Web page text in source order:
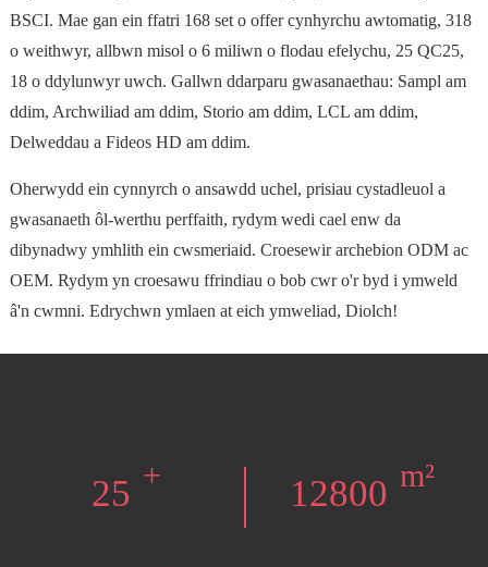
BSCI. Mae gan ein ffatri 168 set o offer cynhyrchu awtomatig, 318
o weithwyr, allbwn misol o 6 miliwn o flodau efelychu, 25 QC25,
18 o ddylunwyr uwch. Gallwn ddarparu gwasanaethau: Sampl am
ddim, Archwiliad am ddim, Storio am ddim, LCL am ddim,
Delweddau a Fideos HD am ddim.
Oherwydd ein cynnyrch o ansawdd uchel, prisiau cystadleuol a
gwasanaeth ôl-werthu perffaith, rydym wedi cael enw da
dibynadwy ymhlith ein cwsmeriaid. Croesewir archebion ODM ac
OEM. Rydym yn croesawu ffrindiau o bob cwr o'r byd i ymweld
â'n cwmni. Edrychwn ymlaen at eich ymweliad, Diolch!
25 + 12800 m²